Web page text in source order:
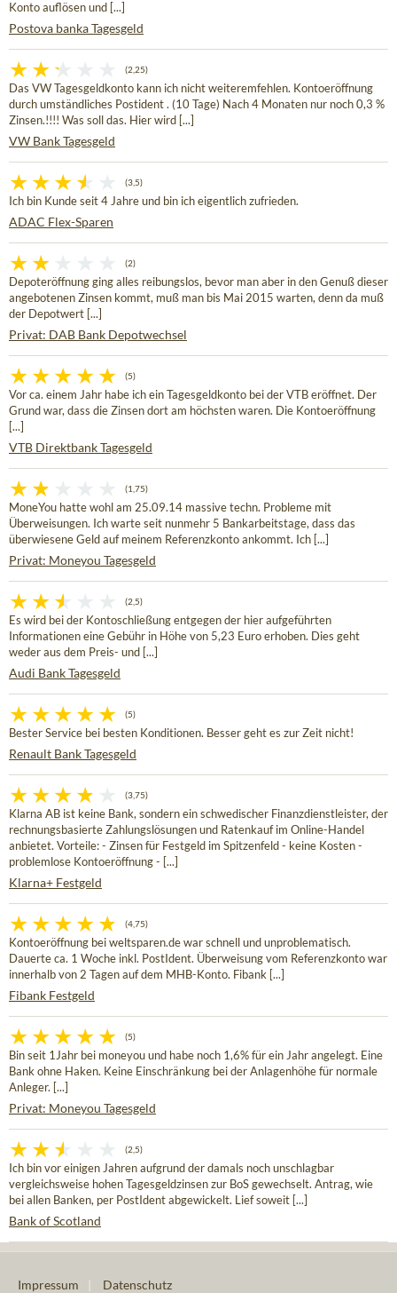
Konto auflösen und [...]
Postova banka Tagesgeld
(2,25)
Das VW Tagesgeldkonto kann ich nicht weiteremfehlen. Kontoeröffnung
durch umständliches Postident . (10 Tage) Nach 4 Monaten nur noch 0,3 %
Zinsen.!!!! Was soll das. Hier wird [...]
VW Bank Tagesgeld
(3,5)
Ich bin Kunde seit 4 Jahre und bin ich eigentlich zufrieden.
ADAC Flex-Sparen
(2)
Depoteröffnung ging alles reibungslos, bevor man aber in den Genuß dieser
angebotenen Zinsen kommt, muß man bis Mai 2015 warten, denn da muß
der Depotwert [...]
Privat: DAB Bank Depotwechsel
(5)
Vor ca. einem Jahr habe ich ein Tagesgeldkonto bei der VTB eröffnet. Der
Grund war, dass die Zinsen dort am höchsten waren. Die Kontoeröffnung
[...]
VTB Direktbank Tagesgeld
(1,75)
MoneYou hatte wohl am 25.09.14 massive techn. Probleme mit
Überweisungen. Ich warte seit nunmehr 5 Bankarbeitstage, dass das
überwiesene Geld auf meinem Referenzkonto ankommt. Ich [...]
Privat: Moneyou Tagesgeld
(2,5)
Es wird bei der Kontoschließung entgegen der hier aufgeführten
Informationen eine Gebühr in Höhe von 5,23 Euro erhoben. Dies geht
weder aus dem Preis- und [...]
Audi Bank Tagesgeld
(5)
Bester Service bei besten Konditionen. Besser geht es zur Zeit nicht!
Renault Bank Tagesgeld
(3,75)
Klarna AB ist keine Bank, sondern ein schwedischer Finanzdienstleister, der
rechnungsbasierte Zahlungslösungen und Ratenkauf im Online-Handel
anbietet. Vorteile: - Zinsen für Festgeld im Spitzenfeld - keine Kosten -
problemlose Kontoeröffnung - [...]
Klarna+ Festgeld
(4,75)
Kontoeröffnung bei weltsparen.de war schnell und unproblematisch.
Dauerte ca. 1 Woche inkl. PostIdent. Überweisung vom Referenzkonto war
innerhalb von 2 Tagen auf dem MHB-Konto. Fibank [...]
Fibank Festgeld
(5)
Bin seit 1Jahr bei moneyou und habe noch 1,6% für ein Jahr angelegt. Eine
Bank ohne Haken. Keine Einschränkung bei der Anlagenhöhe für normale
Anleger. [...]
Privat: Moneyou Tagesgeld
(2,5)
Ich bin vor einigen Jahren aufgrund der damals noch unschlagbar
vergleichsweise hohen Tagesgeldzinsen zur BoS gewechselt. Antrag, wie
bei allen Banken, per PostIdent abgewickelt. Lief soweit [...]
Bank of Scotland
Impressum Datenschutz